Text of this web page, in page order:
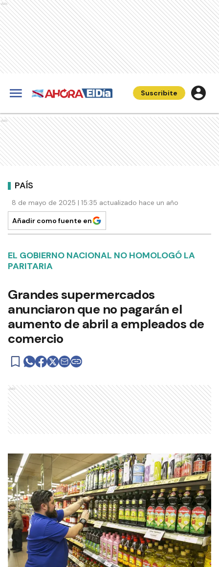
Ads
Suscribite
Ads
PAÍS
8 de mayo de 2025 | 15:35 actualizado hace un año
Añadir como fuente en
EL GOBIERNO NACIONAL NO HOMOLOGÓ LA
PARITARIA
Grandes supermercados
anunciaron que no pagarán el
aumento de abril a empleados de
comercio
Ads